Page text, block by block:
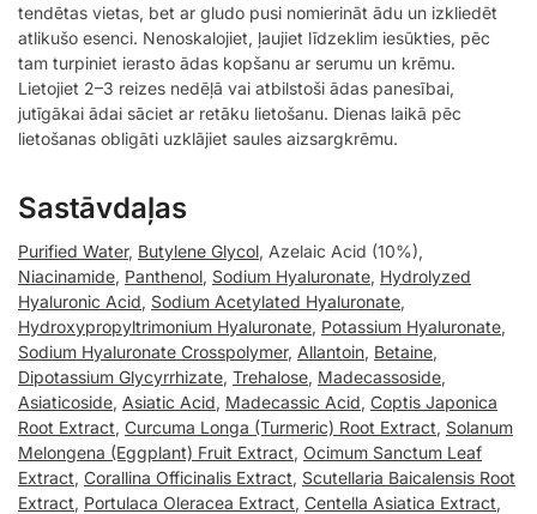
tendētas vietas, bet ar gludo pusi nomierināt ādu un izkliedēt
atlikušo esenci. Nenoskalojiet, ļaujiet līdzeklim iesūkties, pēc
tam turpiniet ierasto ādas kopšanu ar serumu un krēmu.
Lietojiet 2–3 reizes nedēļā vai atbilstoši ādas panesībai,
jutīgākai ādai sāciet ar retāku lietošanu. Dienas laikā pēc
lietošanas obligāti uzklājiet saules aizsargkrēmu.
Sastāvdaļas
Purified Water, Butylene Glycol, Azelaic Acid (10%),
Niacinamide, Panthenol, Sodium Hyaluronate, Hydrolyzed
Hyaluronic Acid, Sodium Acetylated Hyaluronate,
Hydroxypropyltrimonium Hyaluronate, Potassium Hyaluronate,
Sodium Hyaluronate Crosspolymer, Allantoin, Betaine,
Dipotassium Glycyrrhizate, Trehalose, Madecassoside,
Asiaticoside, Asiatic Acid, Madecassic Acid, Coptis Japonica
Root Extract, Curcuma Longa (Turmeric) Root Extract, Solanum
Melongena (Eggplant) Fruit Extract, Ocimum Sanctum Leaf
Extract, Corallina Officinalis Extract, Scutellaria Baicalensis Root
Extract, Portulaca Oleracea Extract, Centella Asiatica Extract,